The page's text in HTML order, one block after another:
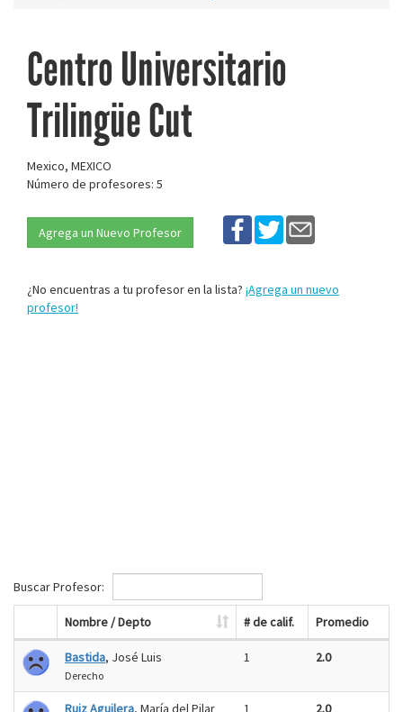
Centro Universitario
Trilingüe Cut
Mexico, MEXICO
Número de profesores: 5
Agrega un Nuevo Profesor
¿No encuentras a tu profesor en la lista? ¡Agrega un nuevo
profesor!
Buscar Profesor:
Nombre / Depto # de calif. Promedio
Bastida, José Luis
Derecho
1 2.0
Ruiz Aguilera, María del Pilar 1 2.0